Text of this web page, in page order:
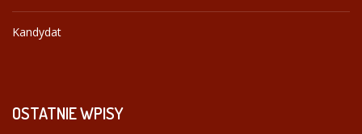
Kandydat
OSTATNIEWPISY